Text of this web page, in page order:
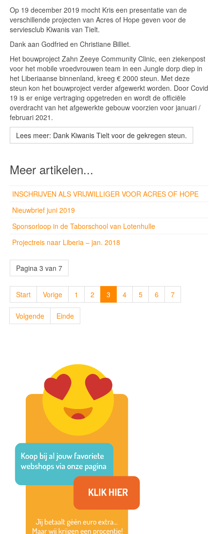
Op 19 december 2019 mocht Kris een presentatie van de
verschillende projecten van Acres of Hope geven voor de
serviesclub Kiwanis van Tielt.
Dank aan Godfried en Christiane Billiet.
Het bouwproject Zahn Zeeye Community Clinic, een ziekenpost
voor het mobile vroedvrouwen team in een Jungle dorp diep in
het Liberiaanse binnenland, kreeg € 2000 steun. Met deze
steun kon het bouwproject verder afgewerkt worden. Door Covid
19 is er enige vertraging opgetreden en wordt de officiële
overdracht van het afgewerkte gebouw voorzien voor januari /
februari 2021.
Lees meer: Dank Kiwanis Tielt voor de gekregen steun.
Meer artikelen...
INSCHRIJVEN ALS VRIJWILLIGER VOOR ACRES OF HOPE
Nieuwbrief juni 2019
Sponsorloop in de Taborschool van Lotenhulle
Projectreis naar Liberia – jan. 2018
Pagina 3 van 7
Start Vorige 1 2 3 4 5 6 7
Volgende Einde